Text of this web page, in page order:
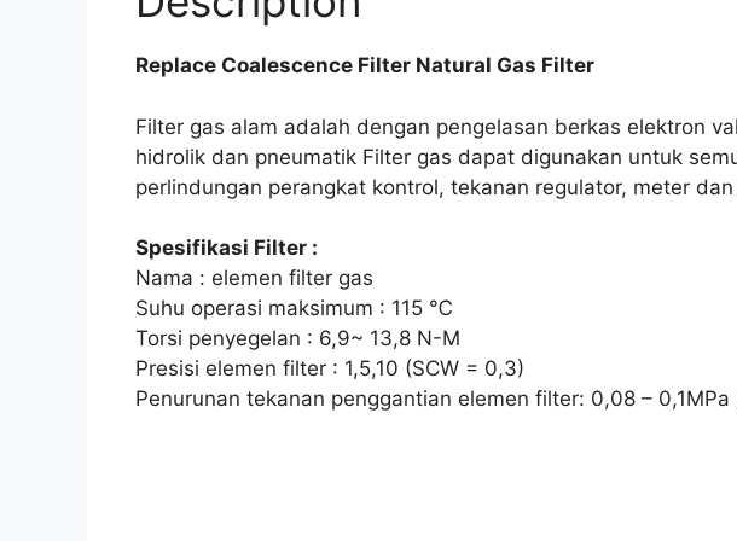
Replace Coalescence Filter Natural Gas Filter
Filter gas alam adalah dengan pengelasan berkas elektron
hidrolik dan pneumatik Filter gas dapat digunakan untuk
perlindungan perangkat kontrol, tekanan regulator, meter
Spesifikasi Filter :
Nama : elemen filter gas
Suhu operasi maksimum : 115 ℃
Torsi penyegelan : 6,9~ 13,8 N-M
Presisi elemen filter : 1,5,10 (SCW = 0,3)
Penurunan tekanan penggantian elemen filter: 0,08 –